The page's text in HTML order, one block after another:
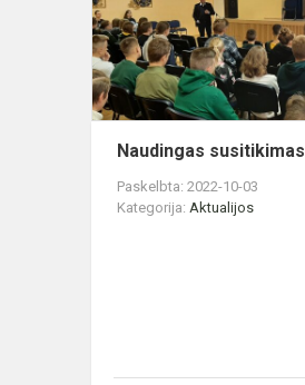
Naudingas susitikimas
Paskelbta: 2022-10-03
Kategorija: Aktualijos